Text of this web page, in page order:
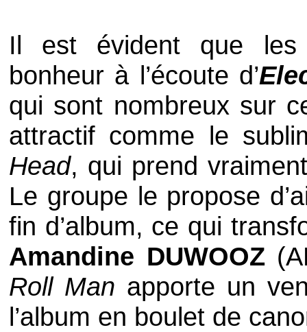
Il est évident que les
bonheur à l’écoute d’
qui sont nombreux sur
attractif comme le
Head, qui prend
Le groupe le propose
fin d’album, ce qui
Amandine DUWOOZ(
Roll Man apporte un
l’album en boulet de